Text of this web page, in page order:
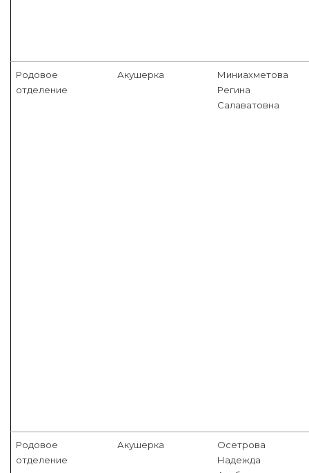
Родовое
отделение
Акушерка
Миниахметова
Регина
Салаватовна
Родовое
отделение
Акушерка
Осетрова
Надежда